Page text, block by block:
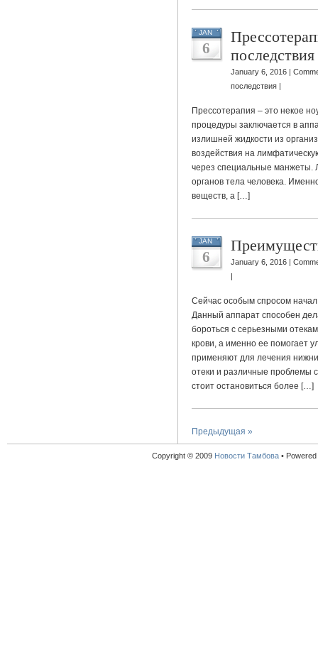
JAN
6
последствия
January 6, 2016 |
последствия |
Прессотерапия – это некое
процедуры заключается в
излишней жидкости из
воздействия на
через специальные манжеты.
органов тела человека.
веществ, а […]
JAN
6 January 6, 2016 |
|
Сейчас особым спросом
Данный аппарат способен
бороться с серьезными
крови, а именно ее помогает
применяют для лечения
отеки и различные проблемы
стоит остановиться более […]
Предыдущая »
Copyright © 2009 Новости Тамбова •